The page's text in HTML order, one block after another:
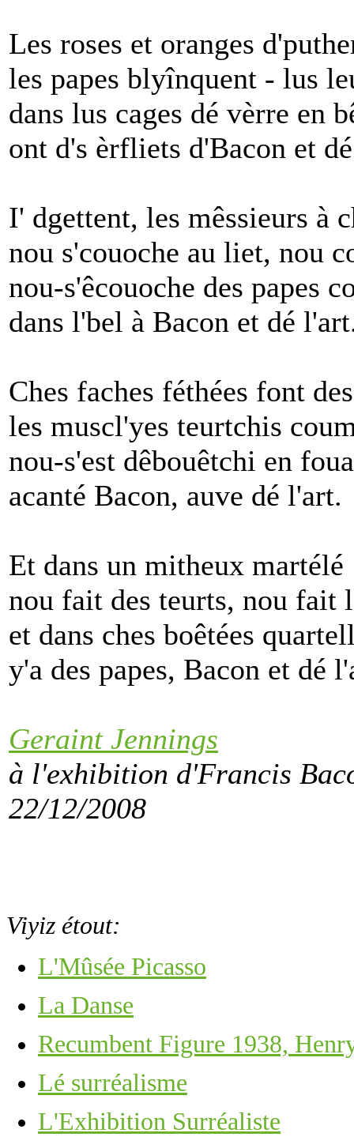
Les roses et oranges
les papes blyînquent - lus
dans lus cages dé vèrre en
ont d's èrfliets d'Bacon et
I' dgettent, les mêssieurs à
nou s'couoche au liet, nou
nou-s'êcouoche des papes
dans l'bel à Bacon et dé
Ches faches féthées font
les muscl'yes teurtchis
nou-s'est dêbouêtchi en
acanté Bacon, auve dé l'art.
Et dans un mitheux martélé
nou fait des teurts, nou fait
et dans ches boêtées
y'a des papes, Bacon et dé
Geraint Jennings
à l'exhibition d'Francis
22/12/2008
Viyiz étout:
L'Mûsée Picasso
La Danse
Recumbent Figure 1938,
Lé surréalisme
L'Exhibition Surréaliste